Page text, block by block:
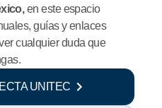
en este espacio
guías y enlaces
cualquier duda que
UNITEC